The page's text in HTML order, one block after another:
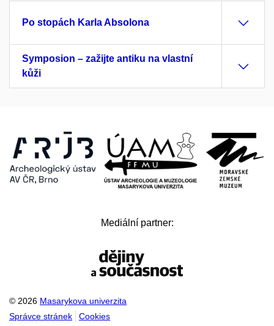
Po stopách Karla Absolona
Symposion – zažijte antiku na vlastní
kůži
Mediální partner:
© 2026 Masarykova univerzita
Správce stránek
Cookies